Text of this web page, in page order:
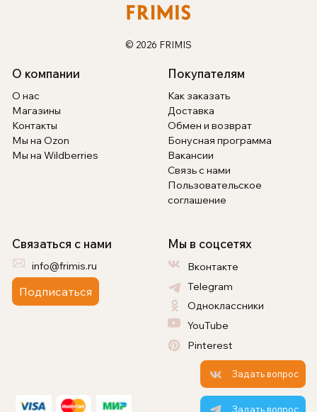
© 2026 FRIMIS
О компании
О нас
Магазины
Контакты
Мы на Ozon
Мы на Wildberries
Покупателям
Как заказать
Доставка
Обмен и возврат
Бонусная программа
Вакансии
Связь с нами
Пользовательское
соглашение
Связаться с нами
info@frimis.ru
Подписаться
Мы в соцсетях
Вконтакте
Telegram
Одноклассники
YouTube
Pinterest
Задать вопрос
Задать вопрос